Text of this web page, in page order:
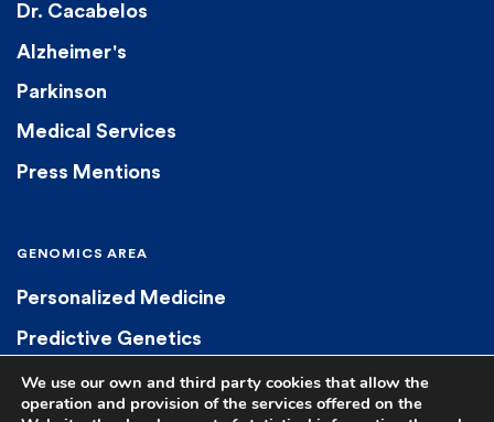
Dr. Cacabelos
Alzheimer's
Parkinson
Medical Services
Press Mentions
GENOMICS AREA
Personalized Medicine
Predictive Genetics
Diagnostic Genetics
Pharmacogenetics
We use our own and third party cookies that allow the
operation and provision of the services offered on the